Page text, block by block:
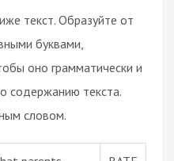
текст. Образуйте от
буквами,
оно грамматически и
содержанию текста.
словом.